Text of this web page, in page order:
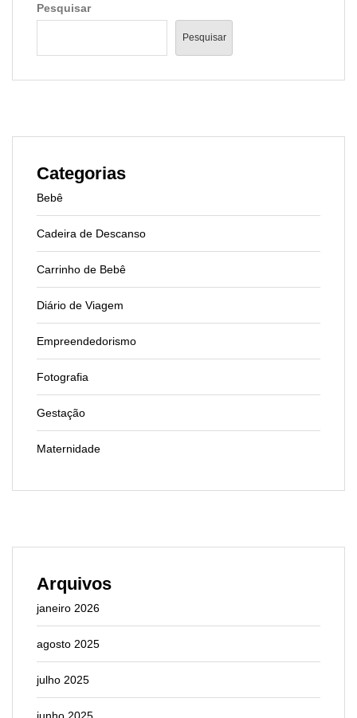
Pesquisar
Pesquisar
Categorias
Bebê
Cadeira de Descanso
Carrinho de Bebê
Diário de Viagem
Empreendedorismo
Fotografia
Gestação
Maternidade
Arquivos
janeiro 2026
agosto 2025
julho 2025